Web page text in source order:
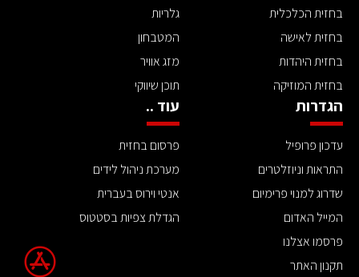
בחזית הכלכלית
בחזית לאישה
בחזית היהדות
בחזית המוזיקה
גלריות
המטבחון
מזג אוויר
תוכן שיווקי
הגדרות
עדכון פרופיל
התראות וניוזלטרים
שדרוג למנוי פרימיום
המייל האדום
פרסמו אצלנו
תקנון האתר
עוד ..
פרסום בחזית
מערכת ניהול לידים
אנטי וירוס בעברית
הגדלת צפיות בסטטוס